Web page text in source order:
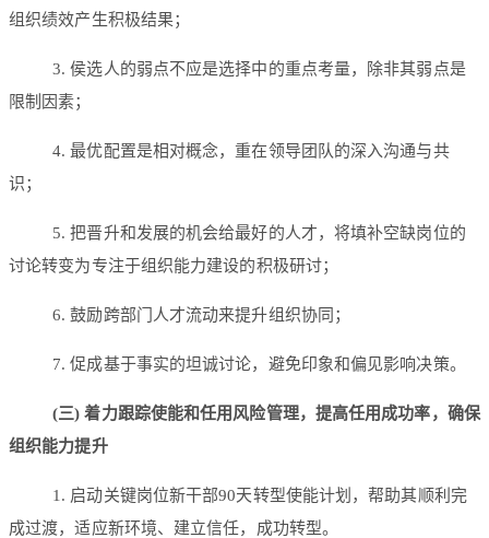
组织绩效产生积极结果；
3. 侯选人的弱点不应是选择中的重点考量，除非其弱点是
限制因素；
4. 最优配置是相对概念，重在领导团队的深入沟通与共
识；
5. 把晋升和发展的机会给最好的人才，将填补空缺岗位的
讨论转变为专注于组织能力建设的积极研讨；
6. 鼓励跨部门人才流动来提升组织协同；
7. 促成基于事实的坦诚讨论，避免印象和偏见影响决策。
(三) 着力跟踪使能和任用风险管理，提高任用成功率，确保
组织能力提升
1. 启动关键岗位新干部90天转型使能计划，帮助其顺利完
成过渡，适应新环境、建立信任，成功转型。